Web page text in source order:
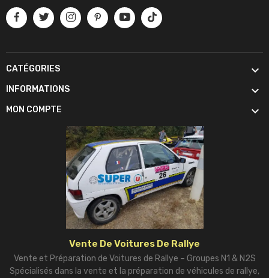
CATÉGORIES 
INFORMATIONS 
MON COMPTE 
Vente De Voitures De Rallye
Vente et Préparation de Voitures de Rallye – Groupes N1 & N2S
Spécialisés dans la vente et la préparation de véhicules de rallye,